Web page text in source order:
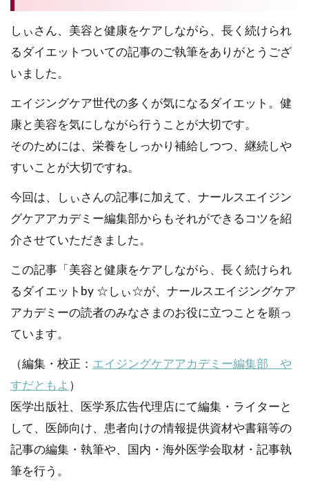
しぃさん、美容と健康をケアしながら、長く続けられ
るダイエットついての記事のご執筆をありがとうござ
いました。
エイジングケア世代の多くが気になるダイエット。健
康と美容を気にしながら行うことが大切です。
そのためには、栄養をしっかり補給しつつ、継続しや
すいことが大切ですね。
今回は、しぃさんの記事に加えて、ナールスエイジン
グケアアカデミー編集部からもそれができるコツを紹
介させていただきました。
この記事「美容と健康をケアしながら、長く続けられ
るダイエットby ☆しぃ☆が、ナールスエイジングケア
アカデミーの読者のみなさまのお役に立つことを願っ
ています。
（編集・校正： エイジングケアアカデミー編集部 や
すだともよ ）
医学出版社、医学系広告代理店にて編集・ライターと
して、医師向け、患者向けの情報提供資材や書籍等の
記事の編集・執筆や、国内・海外医学会取材・記事執
筆を行う。